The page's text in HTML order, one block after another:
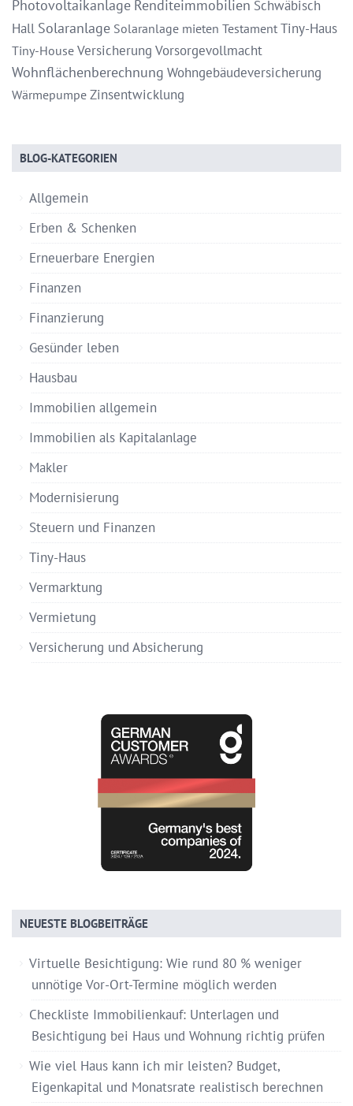
Photovoltaikanlage Renditeimmobilien Schwäbisch
Hall Solaranlage Solaranlage mieten TestamentTiny-Haus
Tiny-HouseVersicherung Vorsorgevollmacht
Wohnflächenberechnung Wohngebäudeversicherung
WärmepumpeZinsentwicklung
BLOG-KATEGORIEN
Allgemein
Erben & Schenken
Erneuerbare Energien
Finanzen
Finanzierung
Gesünder leben
Hausbau
Immobilien allgemein
Immobilien als Kapitalanlage
Makler
Modernisierung
Steuern und Finanzen
Tiny-Haus
Vermarktung
Vermietung
Versicherung und Absicherung
NEUESTE BLOGBEITRÄGE
Virtuelle Besichtigung: Wie rund 80 % weniger
unnötige Vor-Ort-Termine möglich werden
Checkliste Immobilienkauf: Unterlagen und
Besichtigung bei Haus und Wohnung richtig prüfen
Wie viel Haus kann ich mir leisten? Budget,
Eigenkapital und Monatsrate realistisch berechnen